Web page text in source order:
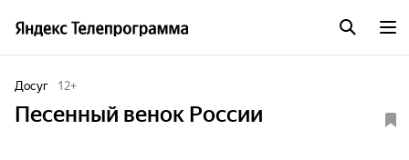
Досуг 12+
Песенный венок России